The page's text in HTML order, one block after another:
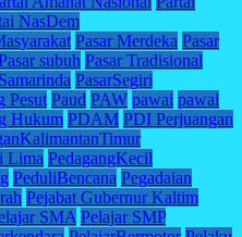
NasDem
Pasar Merdeka Pasar
subuh Pasar Tradisional
PasarSegiri
Pesut Paud PAW pawai pawai
Hukum PDAM PDI Perjuangan
Lima PedagangKecil
PeduliBencana Pegadaian
Pejabat Gubernur Kaltim
SMA Pelajar SMP